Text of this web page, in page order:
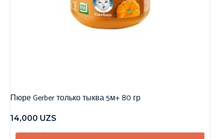
Пюре Gerber только тыква 5м+ 80 гр
14,000 UZS